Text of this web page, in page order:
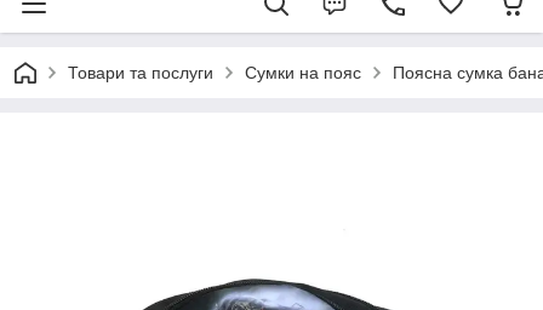
Товари та послуги Сумки на пояс Поясна сумка